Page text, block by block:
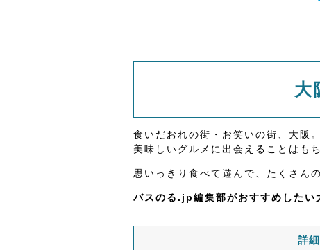
大
食いだおれの街・お笑いの街、大阪。
美味しいグルメに出会えることはも
思いっきり食べて遊んで、たくさん
バスのる.jp編集部がおすすめしたい
詳